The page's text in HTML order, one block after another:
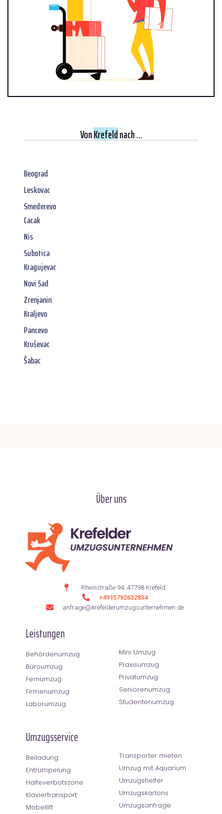
VonKrefeldnach ...
Beograd
Leskovac
Smederevo
Cacak
Nis
Subotica
Kragujevac
Novi Sad
Zrenjanin
Kraljevo
Pancevo
Kruševac
Šabac
Über uns
Rheinstraße 94, 47798 Krefeld
+4915792632834
anfrage@krefelderumzugsunternehmen.de
Leistungen
Behördenumzug
Büroumzug
Fernumzug
Firmenumzug
Laborumzug
Mini Umzug
Praxisumzug
Privatumzug
Seniorenumzug
Studentenumzug
Umzugsservice
Beiladung
Entrümpelung
Halteverbotszone
Klaviertransport
Möbellift
Transporter mieten
Umzug mit Aquarium
Umzugshelfer
Umzugskartons
Umzugsanfrage